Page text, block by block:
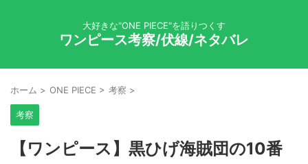
大好きな"ONE PIECE"を語りつくす
ワンピース考察/伏線/ネタバレ
ホーム > ONE PIECE > 考察 >
考察
【ワンピース】黒ひげ海賊団の10番